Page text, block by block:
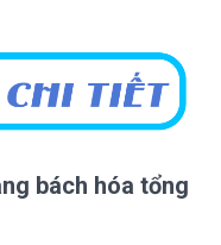
bách hóa tổng